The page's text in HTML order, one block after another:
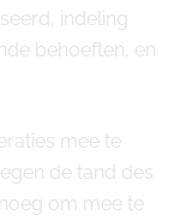
indeling
behoeften, en
mee te
de tand des
om mee te